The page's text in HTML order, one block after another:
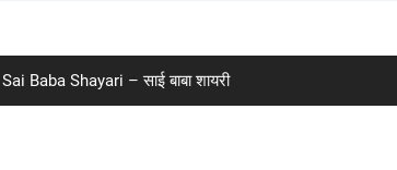
Previous
post:
Sai Baba Shayari – साई बाबा शायरी